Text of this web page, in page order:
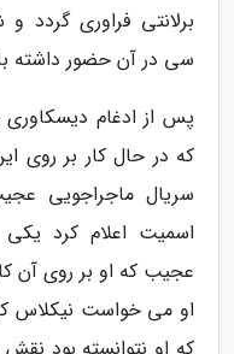
برلانتی فراوری
سی در آن حضور داشته
پس از ادغام
که در حال کار بر روی
سریال ماجراجویی
اسمیت اعلام کرد یکی
عجیب که او بر روی آن
او می خواست نیکلاس